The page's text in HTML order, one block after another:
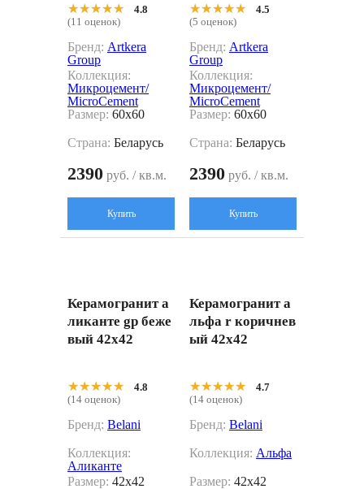
Бежевый 60x60
★★★★★
★★★★★
4.8
(11 оценок)
Бренд: Artkera
Group
Коллекция:
Микроцемент/
MicroCement
Размер: 60x60
Страна: Беларусь
2390 руб. / кв.м.
Купить
1m 60x60
★★★★★
★★★★★
4.5
(5 оценок)
Бренд: Artkera
Group
Коллекция:
Микроцемент/
MicroCement
Размер: 60x60
Страна: Беларусь
2390 руб. / кв.м.
Купить
Керамогранит а
ликанте gp беже
вый 42x42
★★★★★
★★★★★
4.8
(14 оценок)
Бренд: Belani
Коллекция:
Аликанте
Размер: 42x42
Керамогранит а
льфа r коричнев
ый 42x42
★★★★★
★★★★★
4.7
(14 оценок)
Бренд: Belani
Коллекция: Альфа
Размер: 42x42